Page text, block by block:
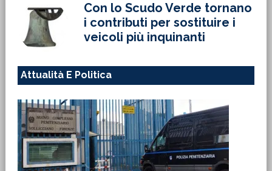
Con lo Scudo Verde tornano
i contributi per sostituire i
veicoli più inquinanti
Attualità E Politica